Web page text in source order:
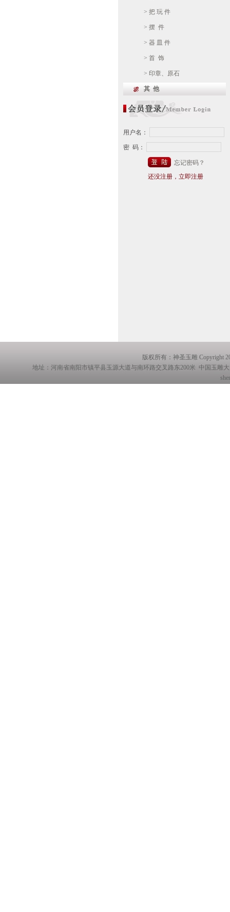
> 把 玩 件
> 摆 件
> 器 皿 件
> 首 饰
> 印章、原石
其 他
用户名：
密 码：
忘记密码？
还没注册，立即注册
版权所有：神圣玉雕 Copyright
地址：河南省南阳市镇平县玉源大道与南环路交叉路东200米 中国玉雕